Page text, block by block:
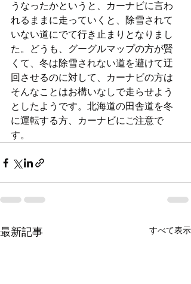
うなったかというと、カーナビに言わ
れるままに走っていくと、除雪されて
いない道にでて行き止まりとなりまし
た。どうも、グーグルマップの方が賢
くて、冬は除雪されない道を避けて迂
回させるのに対して、カーナビの方は
そんなことはお構いなしで走らせよう
としたようです。北海道の田舎道を冬
に運転する方、カーナビにご注意で
す。
最新記事 すべて表示